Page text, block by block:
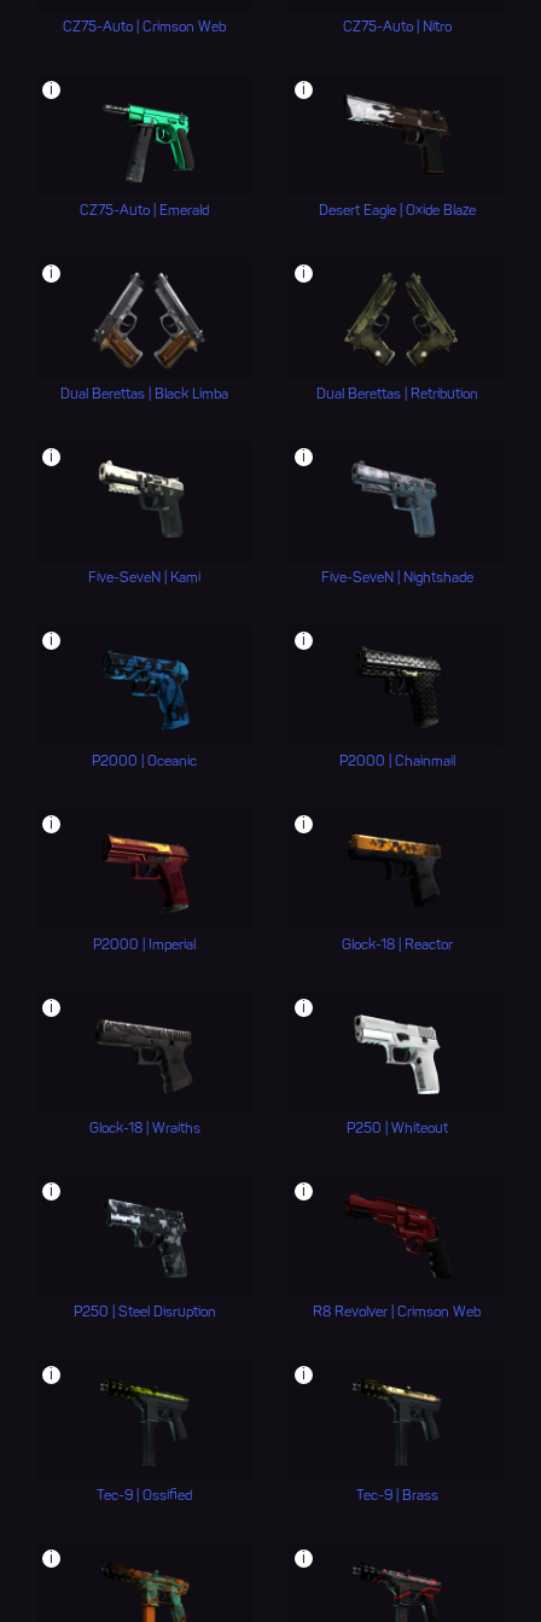
CZ75-Auto | Crimson Web CZ75-Auto | Nitro
i
CZ75-Auto | Emerald
i
Desert Eagle | Oxide Blaze
i
Dual Berettas | Black Limba
i
Dual Berettas | Retribution
i
Five-SeveN | Kami
i
Five-SeveN | Nightshade
i
P2000 | Oceanic
i
P2000 | Chainmail
i
P2000 | Imperial
i
Glock-18 | Reactor
i
Glock-18 | Wraiths
i
P250 | Whiteout
i
P250 | Steel Disruption
i
R8 Revolver | Crimson Web
i
Tec-9 | Ossified
i
Tec-9 | Brass
i i